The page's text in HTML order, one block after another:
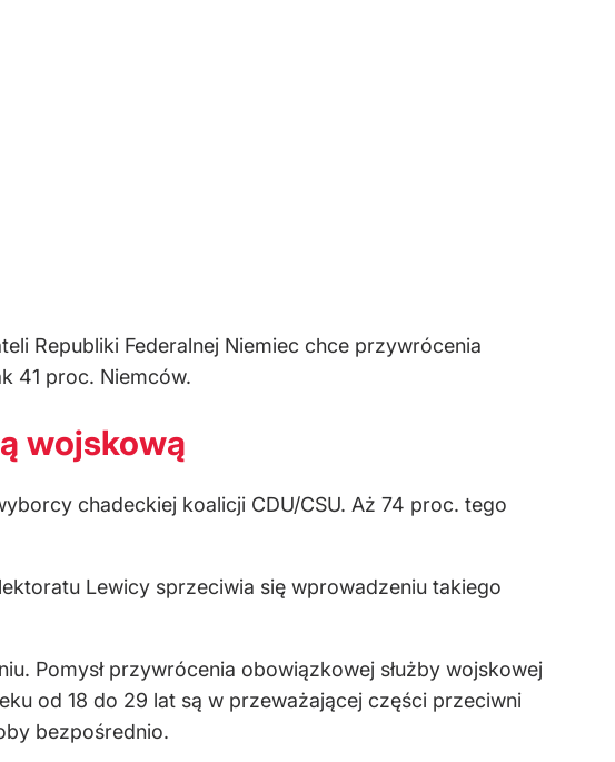
Republiki Federalnej Niemiec chce przywrócenia
41 proc. Niemców.
wojskową
chadeckiej koalicji CDU/CSU. Aż 74 proc. tego
Lewicy sprzeciwia się wprowadzeniu takiego
Pomysł przywrócenia obowiązkowej służby wojskowej
od 18 do 29 lat są w przeważającej części przeciwni
bezpośrednio.